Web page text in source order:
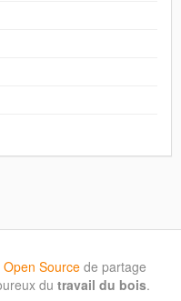
Open Source de partage
du travail du bois.